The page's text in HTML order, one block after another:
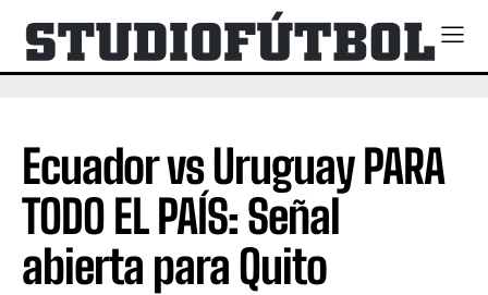
Ecuador vs Uruguay PARA
TODO EL PAÍS: Señal
abierta para Quito